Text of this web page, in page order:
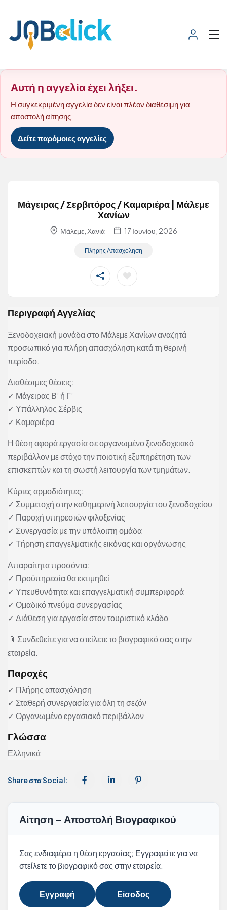
Αυτή η αγγελία έχει λήξει.
Η συγκεκριμένη αγγελία δεν είναι πλέον διαθέσιμη για
αποστολή αίτησης.
Δείτε παρόμοιες αγγελίες
Μάγειρας / Σερβιτόρος / Καμαριέρα | Μάλεμε
Χανίων
Μάλεμε, Χανιά 17 Ιουνίου, 2026
Πλήρης Απασχόληση
Περιγραφή Αγγελίας
Ξενοδοχειακή μονάδα στο Μάλεμε Χανίων αναζητά
προσωπικό για πλήρη απασχόληση κατά τη θερινή
περίοδο.
Διαθέσιμες θέσεις:
✓ Μάγειρας Β’ ή Γ’
✓ Υπάλληλος Σέρβις
✓ Καμαριέρα
Η θέση αφορά εργασία σε οργανωμένο ξενοδοχειακό
περιβάλλον με στόχο την ποιοτική εξυπηρέτηση των
επισκεπτών και τη σωστή λειτουργία των τμημάτων.
Κύριες αρμοδιότητες:
✓ Συμμετοχή στην καθημερινή λειτουργία του ξενοδοχείου
✓ Παροχή υπηρεσιών φιλοξενίας
✓ Συνεργασία με την υπόλοιπη ομάδα
✓ Τήρηση επαγγελματικής εικόνας και οργάνωσης
Απαραίτητα προσόντα:
✓ Προϋπηρεσία θα εκτιμηθεί
✓ Υπευθυνότητα και επαγγελματική συμπεριφορά
✓ Ομαδικό πνεύμα συνεργασίας
✓ Διάθεση για εργασία στον τουριστικό κλάδο
📎 Συνδεθείτε για να στείλετε το βιογραφικό σας στην
εταιρεία.
Παροχές
✓ Πλήρης απασχόληση
✓ Σταθερή συνεργασία για όλη τη σεζόν
✓ Οργανωμένο εργασιακό περιβάλλον
Γλώσσα
Ελληνικά
Share στα Social:
Αίτηση - Αποστολή Βιογραφικού
Σας ενδιαφέρει η θέση εργασίας; Εγγραφείτε για να
στείλετε το βιογραφικό σας στην εταιρεία.
Εγγραφή Είσοδος